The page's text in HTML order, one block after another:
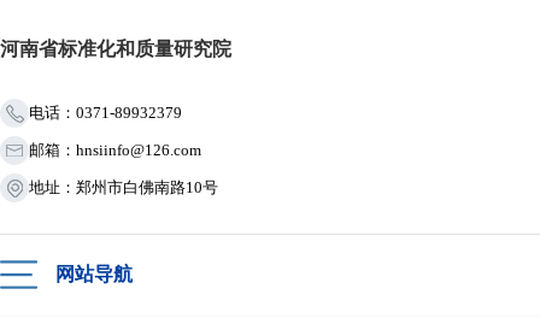
河南省标准化和质量研究院
电话：0371-89932379
邮箱：hnsiinfo@126.com
地址：郑州市白佛南路10号
网站导航